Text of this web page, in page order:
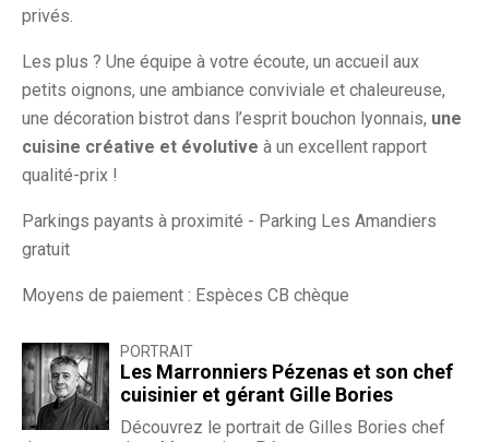
privés.
Les plus ? Une équipe à votre écoute, un accueil aux
petits oignons, une ambiance conviviale et chaleureuse,
une décoration bistrot dans l’esprit bouchon lyonnais, une
cuisine créative et évolutive à un excellent rapport
qualité-prix !
Parkings payants à proximité - Parking Les Amandiers
gratuit
Moyens de paiement : Espèces CB chèque
PORTRAIT
Les Marronniers Pézenas et son chef
cuisinier et gérant Gille Bories
Découvrez le portrait de Gilles Bories chef